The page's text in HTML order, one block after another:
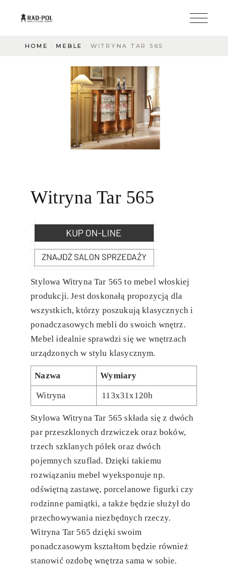
HOME MEBLE WITRYNA TAR 565
Witryna Tar 565
Stylowa Witryna Tar 565 to mebel włoskiej
produkcji. Jest doskonałą propozycją dla
wszystkich, którzy poszukują klasycznych i
ponadczasowych mebli do swoich wnętrz.
Mebel idealnie sprawdzi się we wnętrzach
urządzonych w stylu klasycznym.
Nazwa Wymiary
Witryna 113x31x120h
Stylowa Witryna Tar 565 składa się z dwóch
par przeszklonych drzwiczek oraz boków,
trzech szklanych półek oraz dwóch
pojemnych szuflad. Dzięki takiemu
rozwiązaniu mebel wyeksponuje np.
odświętną zastawę, porcelanowe figurki czy
rodzinne pamiątki, a także będzie służył do
przechowywania niezbędnych rzeczy.
Witryna Tar 565 dzięki swoim
ponadczasowym kształtom będzie również
stanowić ozdobę wnętrza sama w sobie.